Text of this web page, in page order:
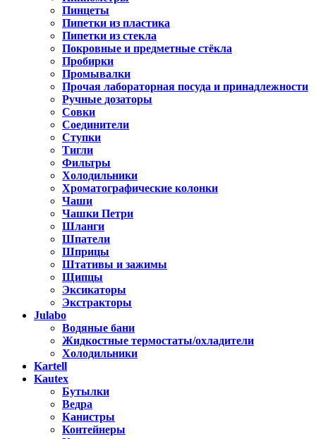
Пинцеты
Пипетки из пластика
Пипетки из стекла
Покровные и предметные стёкла
Пробирки
Промывалки
Прочая лабораторная посуда и принадлежности
Ручные дозаторы
Совки
Соединители
Ступки
Тигли
Фильтры
Холодильники
Хроматографические колонки
Чаши
Чашки Петри
Шланги
Шпатели
Шприцы
Штативы и зажимы
Щипцы
Эксикаторы
Экстракторы
Julabo
Водяные бани
Жидкостные термостаты/охладители
Холодильники
Kartell
Kautex
Бутылки
Ведра
Канистры
Контейнеры